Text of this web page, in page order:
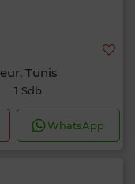
Tunis
1 Sdb.
WhatsApp